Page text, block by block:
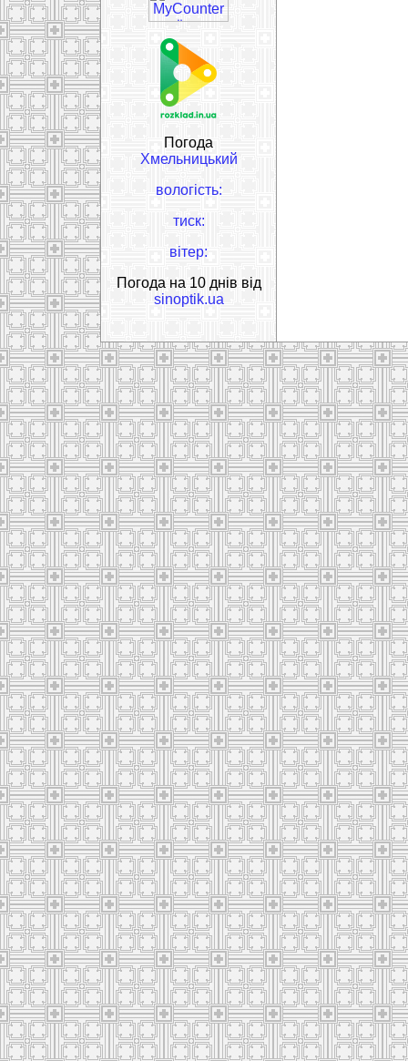
Погода
Хмельницький
вологість:
тиск:
вітер:
Погода на 10 днів від
sinoptik.ua